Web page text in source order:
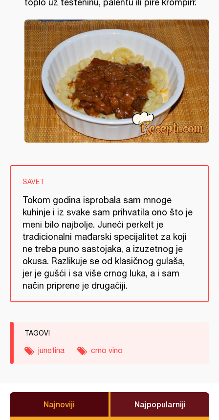
toplo uz testeninu, palentu ili pire krompirr.
SAVET
Tokom godina isprobala sam mnoge
kuhinje i iz svake sam prihvatila ono što je
meni bilo najbolje. Juneći perkelt je
tradicionalni mađarski specijalitet za koji
ne treba puno sastojaka, a izuzetnog je
okusa. Razlikuje se od klasičnog gulaša,
jer je gušći i sa više crnog luka, a i sam
način priprene je drugačiji.
TAGOVI
junetina crno vino
Najnoviji Najpopularniji